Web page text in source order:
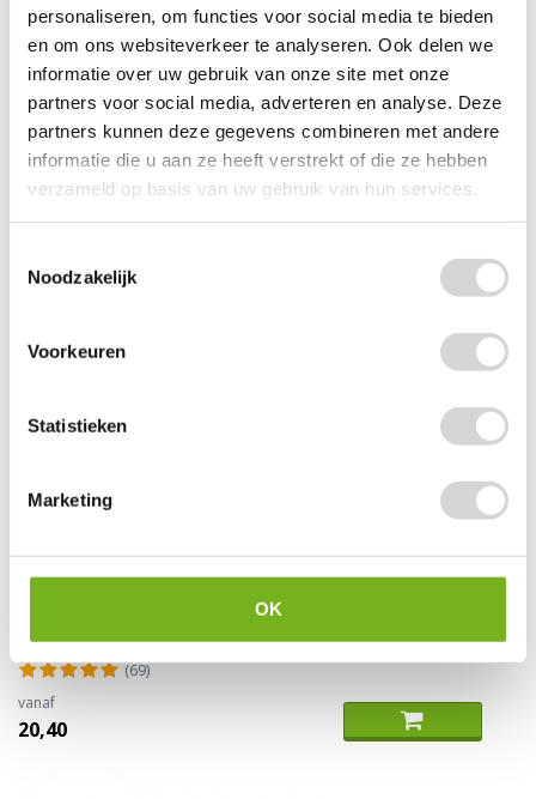
personaliseren, om functies voor social media te bieden
en om ons websiteverkeer te analyseren. Ook delen we
informatie over uw gebruik van onze site met onze
partners voor social media, adverteren en analyse. Deze
partners kunnen deze gegevens combineren met andere
informatie die u aan ze heeft verstrekt of die ze hebben
verzameld op basis van uw gebruik van hun services.
Noodzakelijk
Voorkeuren
Statistieken
Marketing
OK
Gekleurd kraftpapier
(12)
vanaf
(69)
vanaf
20,40